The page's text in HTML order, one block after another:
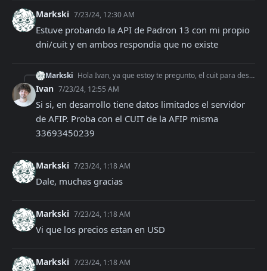
Markski 7/23/24, 12:30 AM
Estuve probando la API de Padron 13 con mi propio
dni/cuit y en ambos respondia que no existe
Markski Hola Ivan, ya que estoy te pregunto, el cuit para desarrollo que figura en la documentación tiene limitaciones a que datos puede ver?
Ivan 7/23/24, 12:55 AM
Si si, en desarrollo tiene datos limitados el servidor
de AFIP. Proba con el CUIT de la AFIP misma
33693450239
Markski 7/23/24, 1:18 AM
Dale, muchas gracias
Markski 7/23/24, 1:18 AM
Vi que los precios estan en USD
Markski 7/23/24, 1:18 AM